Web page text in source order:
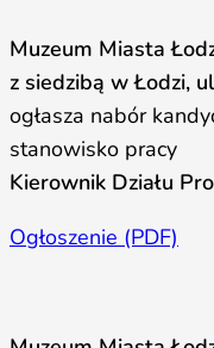
Muzeum Miasta
z siedzibą w Łodzi,
ogłasza nabór
stanowisko pracy
Kierownik Działu
Ogłoszenie (PDF)